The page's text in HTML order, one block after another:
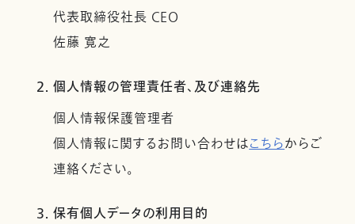
代表取締役社長 CEO
佐藤 寛之
2. 個人情報の管理責任者、及び連絡先
個人情報保護管理者
個人情報に関するお問い合わせはこちらからご
連絡ください。
3. 保有個人データの利用目的